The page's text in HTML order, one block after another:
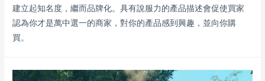
建立起知名度，繼而品牌化。具有說服力的產品描述會促使買家
認為你才是萬中選一的商家，對你的產品感到興趣，並向你購
買。